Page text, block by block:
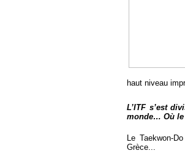
haut niveau
L’ITF s’est
monde… Où le
Le Taekwon-
Grèce...